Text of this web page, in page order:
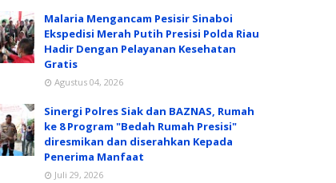
Malaria Mengancam Pesisir Sinaboi
Ekspedisi Merah Putih Presisi Polda Riau
Hadir Dengan Pelayanan Kesehatan
Gratis
Agustus 04, 2026
Sinergi Polres Siak dan BAZNAS, Rumah
ke 8 Program "Bedah Rumah Presisi"
diresmikan dan diserahkan Kepada
Penerima Manfaat
Juli 29, 2026